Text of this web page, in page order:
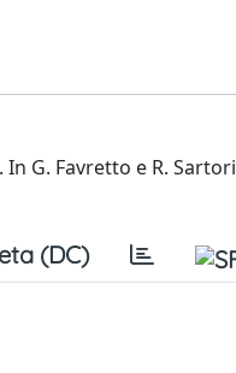
G. Favretto e R.
(DC)